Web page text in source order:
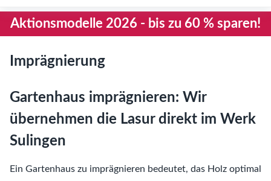
Aktionsmodelle 2026 - bis zu 60 % sparen!
Imprägnierung
Gartenhaus imprägnieren: Wir
übernehmen die Lasur direkt im Werk
Sulingen
Ein Gartenhaus zu imprägnieren bedeutet, das Holz optimal